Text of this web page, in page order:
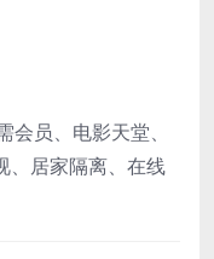
员、电影天堂、
、居家隔离、在线